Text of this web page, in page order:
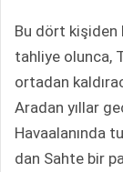
Bu dört kişiden
tahliye olunca,
ortadan
Aradan yıllar
Havaalanında
dan Sahte bir